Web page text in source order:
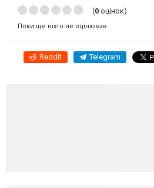
(0 оцінок)
Поки ще ніхто не оцінював
Reddit Telegram